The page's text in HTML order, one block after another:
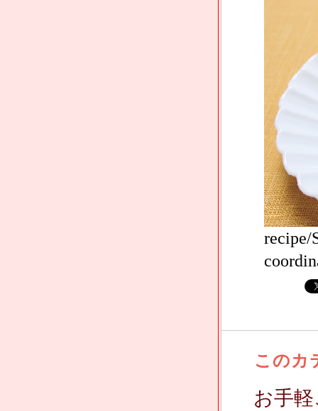
このカ
お手